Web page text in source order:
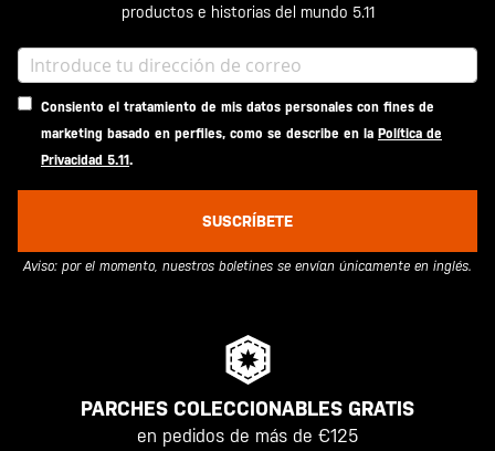
productos e historias del mundo 5.11
Consiento el tratamiento de mis datos personales con fines de
marketing basado en perfiles, como se describe en la Política de
Privacidad 5.11.
SUSCRÍBETE
Aviso: por el momento, nuestros boletines se envían únicamente en inglés.
PARCHES COLECCIONABLES GRATIS
en pedidos de más de €125